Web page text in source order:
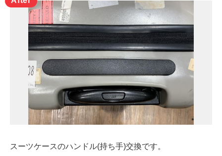
スーツケースのハンドル(持ち手)交換です。